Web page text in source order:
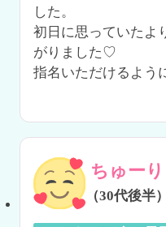
した。
初日に思っていたよ
がりました♡
指名いただけるよう
ちゅー
（30代後半）